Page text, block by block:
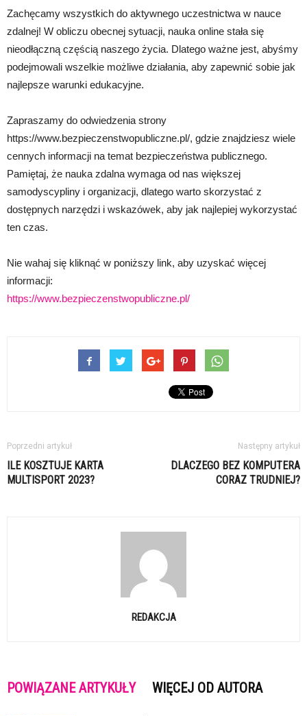
Zachęcamy wszystkich do aktywnego uczestnictwa w nauce
zdalnej! W obliczu obecnej sytuacji, nauka online stała się
nieodłączną częścią naszego życia. Dlatego ważne jest, abyśmy
podejmowali wszelkie możliwe działania, aby zapewnić sobie jak
najlepsze warunki edukacyjne.
Zapraszamy do odwiedzenia strony
https://www.bezpieczenstwopubliczne.pl/, gdzie znajdziesz wiele
cennych informacji na temat bezpieczeństwa publicznego.
Pamiętaj, że nauka zdalna wymaga od nas większej
samodyscypliny i organizacji, dlatego warto skorzystać z
dostępnych narzędzi i wskazówek, aby jak najlepiej wykorzystać
ten czas.
Nie wahaj się kliknąć w poniższy link, aby uzyskać więcej
informacji:
https://www.bezpieczenstwopubliczne.pl/
Poprzedni artykuł
ILE KOSZTUJE KARTA
MULTISPORT 2023?
Następny artykuł
DLACZEGO BEZ KOMPUTERA
CORAZ TRUDNIEJ?
REDAKCJA
POWIĄZANE ARTYKUŁY WIĘCEJ OD AUTORA